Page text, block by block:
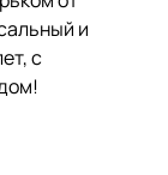
и
с